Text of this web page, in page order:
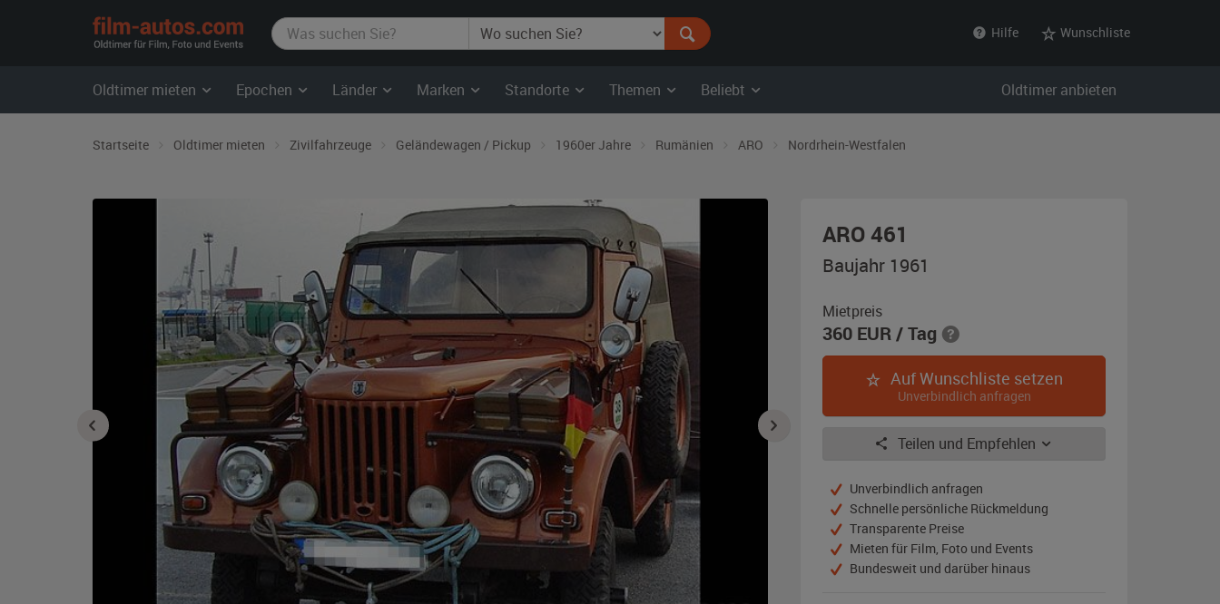
film-
autos.com
Hilfe Wunschliste
Oldtimer mieten Epochen Länder Marken Standorte Themen Beliebt Oldtimer anbieten
Startseite Oldtimer mieten Zivilfahrzeuge Geländewagen / Pickup 1960er Jahre Rumänien ARO Nordrhein-Westfalen
ARO 461
Baujahr
metallic
Baujahr 1961
Mietpreis
360 EUR/ Tag
Auf Wunschliste setzen
Unverbindlich anfragen
Teilen und Empfehlen
Unverbindlich anfragen
Schnelle persönliche Rückmeldung
Transparente Preise
Mieten für Film, Foto und Events
Bundesweit und darüber hinaus